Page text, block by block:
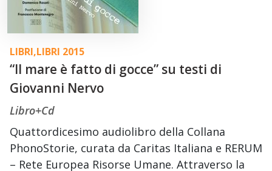
LIBRI,LIBRI 2015
“Il mare è fatto di gocce” su testi di
Giovanni Nervo
Libro+Cd
Quattordicesimo audiolibro della Collana
PhonoStorie, curata da Caritas Italiana e RERUM
– Rete Europea Risorse Umane. Attraverso la